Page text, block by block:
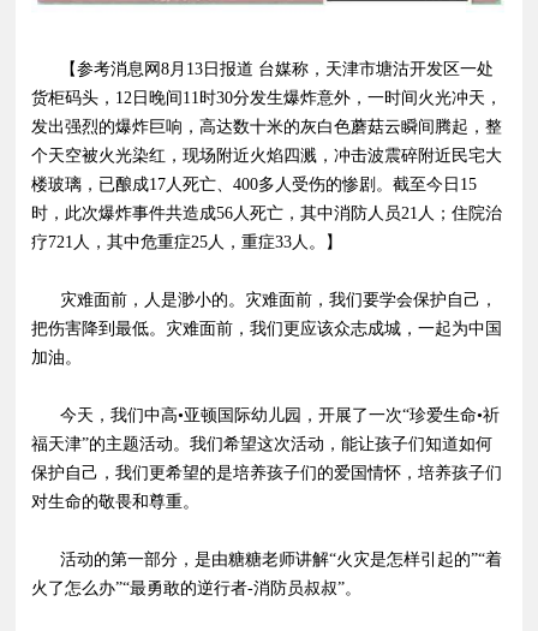
【参考消息网8月13日报道 台媒称，天津市塘沽开发区一处
货柜码头，12日晚间11时30分发生爆炸意外，一时间火光冲天，
发出强烈的爆炸巨响，高达数十米的灰白色蘑菇云瞬间腾起，整
个天空被火光染红，现场附近火焰四溅，冲击波震碎附近民宅大
楼玻璃，已酿成17人死亡、400多人受伤的惨剧。截至今日15
时，此次爆炸事件共造成56人死亡，其中消防人员21人；住院治
疗721人，其中危重症25人，重症33人。】
灾难面前，人是渺小的。灾难面前，我们要学会保护自己，
把伤害降到最低。灾难面前，我们更应该众志成城，一起为中国
加油。
今天，我们中高•亚顿国际幼儿园，开展了一次“珍爱生命•祈
福天津”的主题活动。我们希望这次活动，能让孩子们知道如何
保护自己，我们更希望的是培养孩子们的爱国情怀，培养孩子们
对生命的敬畏和尊重。
活动的第一部分，是由糖糖老师讲解“火灾是怎样引起的”“着
火了怎么办”“最勇敢的逆行者-消防员叔叔”。